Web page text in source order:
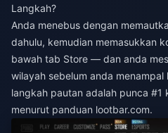
Langkah?
Anda menebus dengan
dahulu, kemudian memasukkan
bawah tab Store — dan anda
wilayah sebelum anda
langkah pautan adalah punca #1
menurut panduan lootbar.com.